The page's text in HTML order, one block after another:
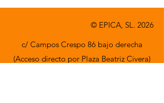
© EPICA, SL. 2026
c/ Campos Crespo 86 bajo derecha
(Acceso directo por Plaza Beatriz Civera)